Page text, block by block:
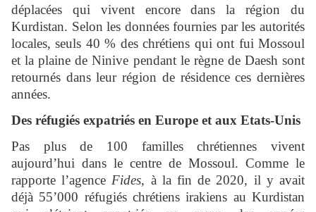
déplacées qui vivent encore dans la région du
Kurdistan. Selon les données fournies par les autorités
locales, seuls 40 % des chrétiens qui ont fui Mossoul
et la plaine de Ninive pendant le règne de Daesh sont
retournés dans leur région de résidence ces dernières
années.
Des réfugiés expatriés en Europe et aux Etats-Unis
Pas plus de 100 familles chrétiennes vivent
aujourd’hui dans le centre de Mossoul. Comme le
rapporte l’agence Fides, à la fin de 2020, il y avait
déjà 55’000 réfugiés chrétiens irakiens au Kurdistan